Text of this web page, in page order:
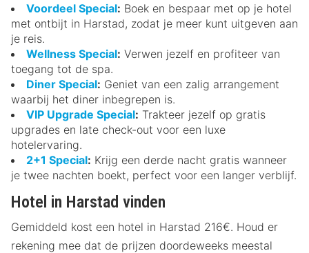
Voordeel Special: Boek en bespaar met op je hotel
met ontbijt in Harstad, zodat je meer kunt uitgeven aan
je reis.
Wellness Special: Verwen jezelf en profiteer van
toegang tot de spa.
Diner Special: Geniet van een zalig arrangement
waarbij het diner inbegrepen is.
VIP Upgrade Special: Trakteer jezelf op gratis
upgrades en late check-out voor een luxe
hotelervaring.
2+1 Special: Krijg een derde nacht gratis wanneer
je twee nachten boekt, perfect voor een langer verblijf.
Hotel in Harstad vinden
Gemiddeld kost een hotel in Harstad 216€. Houd er
rekening mee dat de prijzen doordeweeks meestal